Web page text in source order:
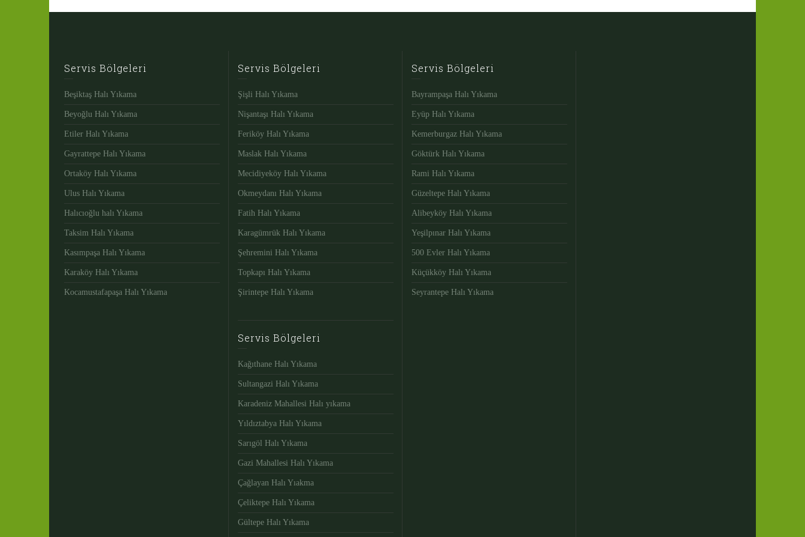
Servis Bölgeleri
Beşiktaş Halı Yıkama
Beyoğlu Halı Yıkama
Etiler Halı Yıkama
Gayrattepe Halı Yıkama
Ortaköy Halı Yıkama
Ulus Halı Yıkama
Halıcıoğlu halı Yıkama
Taksim Halı Yıkama
Kasımpaşa Halı Yıkama
Karaköy Halı Yıkama
Kocamustafapaşa Halı Yıkama
Servis Bölgeleri
Şişli Halı Yıkama
Nişantaşı Halı Yıkama
Feriköy Halı Yıkama
Maslak Halı Yıkama
Mecidiyeköy Halı Yıkama
Okmeydanı Halı Yıkama
Fatih Halı Yıkama
Karagümrük Halı Yıkama
Şehremini Halı Yıkama
Topkapı Halı Yıkama
Şirintepe Halı Yıkama
Servis Bölgeleri
Kağıthane Halı Yıkama
Sultangazi Halı Yıkama
Karadeniz Mahallesi Halı yıkama
Yıldıztabya Halı Yıkama
Sarıgöl Halı Yıkama
Gazi Mahallesi Halı Yıkama
Çağlayan Halı Yıakma
Çeliktepe Halı Yıkama
Gültepe Halı Yıkama
Servis Bölgeleri
Bayrampaşa Halı Yıkama
Eyüp Halı Yıkama
Kemerburgaz Halı Yıkama
Göktürk Halı Yıkama
Rami Halı Yıkama
Güzeltepe Halı Yıkama
Alibeyköy Halı Yıkama
Yeşilpınar Halı Yıkama
500 Evler Halı Yıkama
Küçükköy Halı Yıkama
Seyrantepe Halı Yıkama